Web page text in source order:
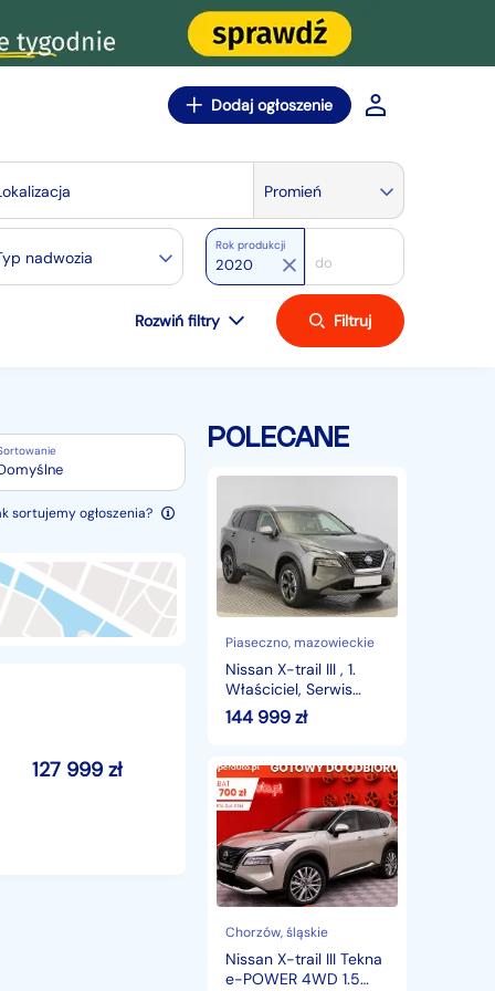
Dodaj ogłoszenie
Promień
nadwozia
Rok produkcji
Rozwiń filtry Filtruj
sortujemy ogłoszenia?
127 999 zł
POLECANE
Nissan
X-
trail
III
,
1.
Właściciel,
Serwis
ASO,
Automat,
7
VAT
Piaseczno, mazowieckie
Nissan X-trail III , 1.
Właściciel, Serwis
ASO, Automat, 7
miejsc, VAT 23%,
144 999zł
Nissan
X-
trail
III
Tekna
e-
POWER
4WD
1.5
Tekna
e-
Chorzów, śląskie
Nissan X-trail III Tekna
e-POWER 4WD 1.5